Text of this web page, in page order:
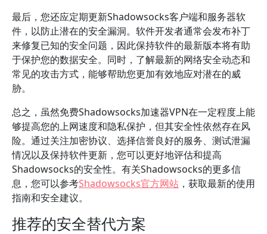
最后，您还应定期更新Shadowsocks客户端和服务器软
件，以防止潜在的安全漏洞。软件开发者通常会发布补丁
来修复已知的安全问题，因此保持软件的最新版本将有助
于保护您的数据安全。同时，了解最新的网络安全动态和
常见的攻击方式，能够帮助您更加有效地应对潜在的威
胁。
总之，虽然免费Shadowsocks加速器VPN在一定程度上能
够提高您的上网速度和隐私保护，但其安全性依然存在风
险。通过关注加密协议、选择信誉良好的服务、测试泄漏
情况以及保持软件更新，您可以更好地评估和提高
Shadowsocks的安全性。有关Shadowsocks的更多信
息，您可以参考Shadowsocks官方网站 ，获取最新的使用
指南和安全建议。
推荐的安全替代方案